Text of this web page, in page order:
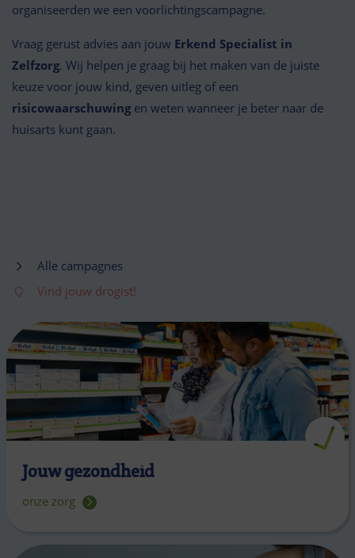
organiseerden we een voorlichtingscampagne.
Vraag gerust advies aan jouw Erkend Specialist in
Zelfzorg. Wij helpen je graag bij het maken van de juiste
keuze voor jouw kind, geven uitleg of een
risicowaarschuwing en weten wanneer je beter naar de
huisarts kunt gaan.
Alle campagnes
Vind jouw drogist!
Jouw gezondheid
onze zorg